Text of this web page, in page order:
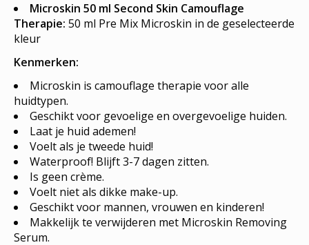
Microskin 50 ml Second Skin Camouflage
Therapie: 50 ml Pre Mix Microskin in de geselecteerde
kleur
Kenmerken:
Microskin is camouflage therapie voor alle
huidtypen.
Geschikt voor gevoelige en overgevoelige huiden.
Laat je huid ademen!
Voelt als je tweede huid!
Waterproof! Blijft 3-7 dagen zitten.
Is geen crème.
Voelt niet als dikke make-up.
Geschikt voor mannen, vrouwen en kinderen!
Makkelijk te verwijderen met Microskin Removing
Serum.